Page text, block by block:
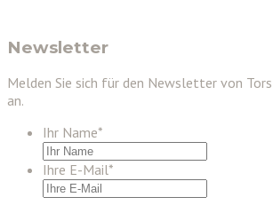
Newsletter
Melden Sie sich für den Newsletter von
an.
Ihr Name*
Ihre E-Mail*